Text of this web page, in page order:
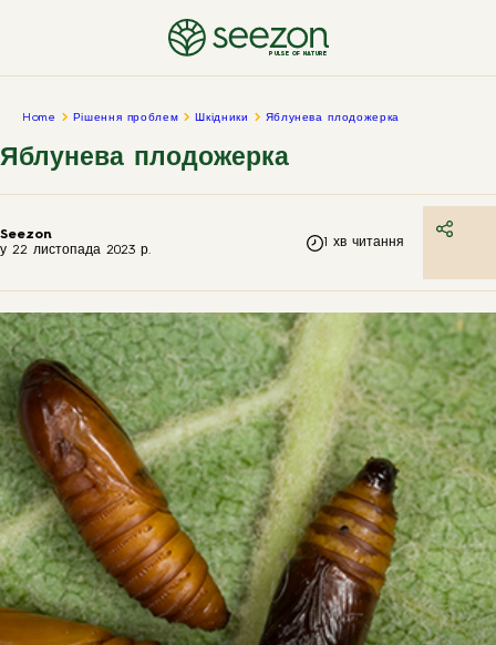
PULSE OF NATURE
Home Рішення проблем Шкідники Яблунева плодожерка
Яблунева плодожерка
Seezon
у 22 листопада 2023 р.
1 хв читання